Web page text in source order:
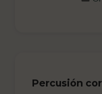
Percusión